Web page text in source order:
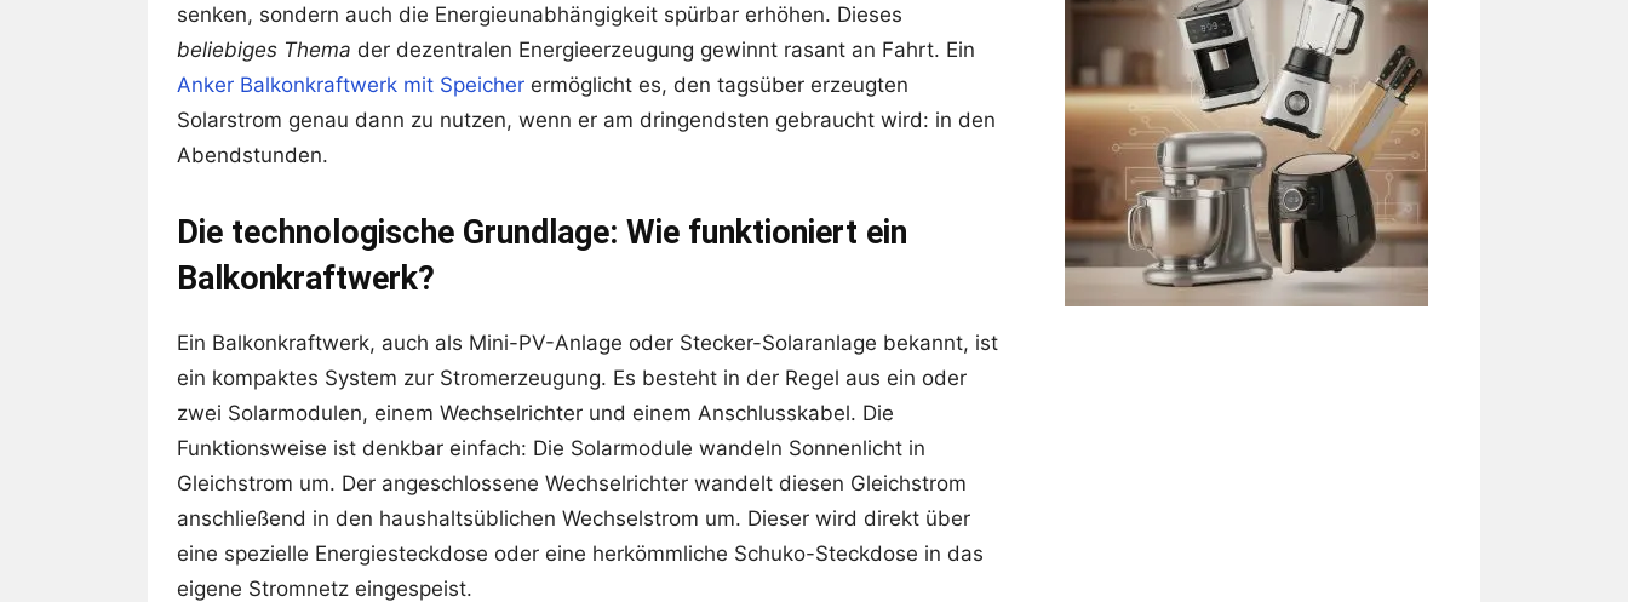
senken, sondern auch die Energieunabhängigkeit spürbar erhöhen. Dieses
beliebiges Thema der dezentralen Energieerzeugung gewinnt rasant an Fahrt. Ein
Anker Balkonkraftwerk mit Speicher ermöglicht es, den tagsüber erzeugten
Solarstrom genau dann zu nutzen, wenn er am dringendsten gebraucht wird: in den
Abendstunden.
Die technologische Grundlage: Wie funktioniert ein
Balkonkraftwerk?
Ein Balkonkraftwerk, auch als Mini-PV-Anlage oder Stecker-Solaranlage bekannt, ist
ein kompaktes System zur Stromerzeugung. Es besteht in der Regel aus ein oder
zwei Solarmodulen, einem Wechselrichter und einem Anschlusskabel. Die
Funktionsweise ist denkbar einfach: Die Solarmodule wandeln Sonnenlicht in
Gleichstrom um. Der angeschlossene Wechselrichter wandelt diesen Gleichstrom
anschließend in den haushaltsüblichen Wechselstrom um. Dieser wird direkt über
eine spezielle Energiesteckdose oder eine herkömmliche Schuko-Steckdose in das
eigene Stromnetz eingespeist.